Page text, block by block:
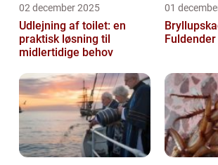
02 december 2025
Udlejning af toilet: en
praktisk løsning til
midlertidige behov
01